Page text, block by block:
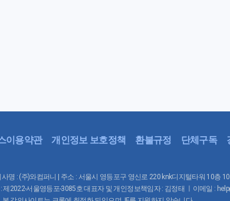
이용약관 개인정보 보호정책 환불규정 단체구독
명 : (주)와컴퍼니 | 주소 : 서울시 영등포구 영신로 220 knk디지털타워 10층
2022-서울영등포-3085호 대표자 및 개인정보책임자 : 김정태 ㅣ이메일 :